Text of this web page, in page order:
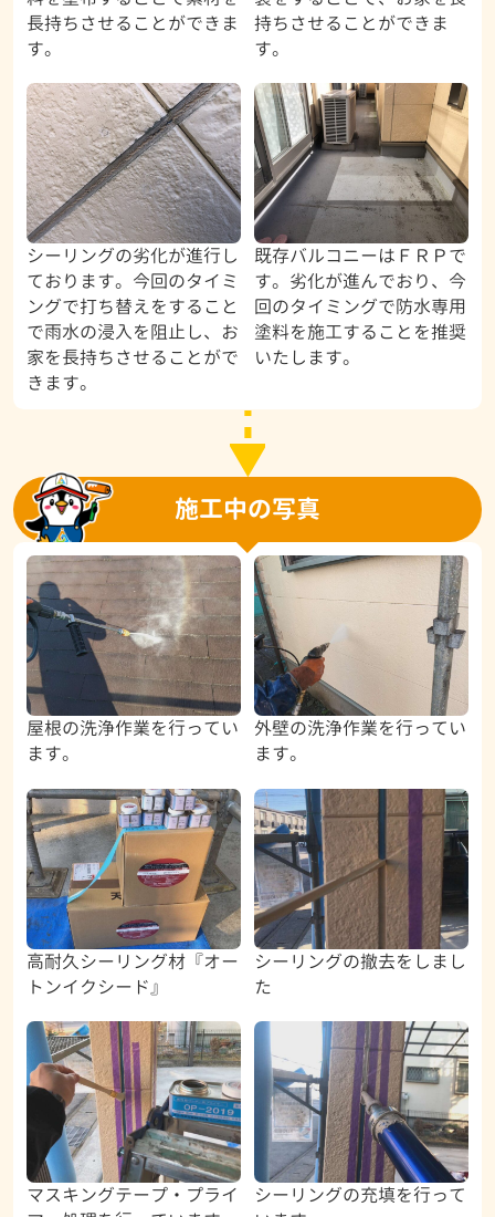
長持ちさせることができま
す。
持ちさせることができま
す。
シーリングの劣化が進行し
ております。今回のタイミ
ングで打ち替えをすること
で雨水の浸入を阻止し、お
家を長持ちさせることがで
きます。
既存バルコニーはＦＲＰで
す。劣化が進んでおり、今
回のタイミングで防水専用
塗料を施工することを推奨
いたします。
施工中の写真
屋根の洗浄作業を行ってい
ます。
外壁の洗浄作業を行ってい
ます。
高耐久シーリング材『オー
トンイクシード』
シーリングの撤去をしまし
た
マスキングテープ・プライ
シーリングの充填を行って